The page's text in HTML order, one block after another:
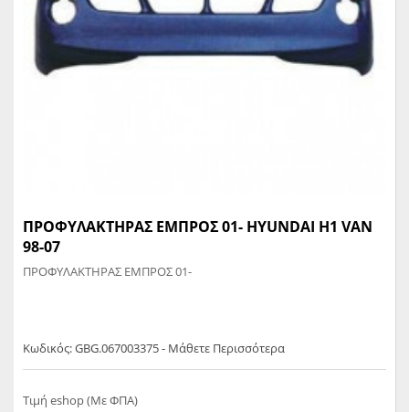
ΠΡΟΦΥΛΑΚΤΗΡΑΣ ΕΜΠΡΟΣ 01- HYUNDAI H1 VAN
98-07
ΠΡΟΦΥΛΑΚΤΗΡΑΣ ΕΜΠΡΟΣ 01-
Κωδικός: GBG.067003375 - Μάθετε Περισσότερα
Τιμή eshop (Με ΦΠΑ)